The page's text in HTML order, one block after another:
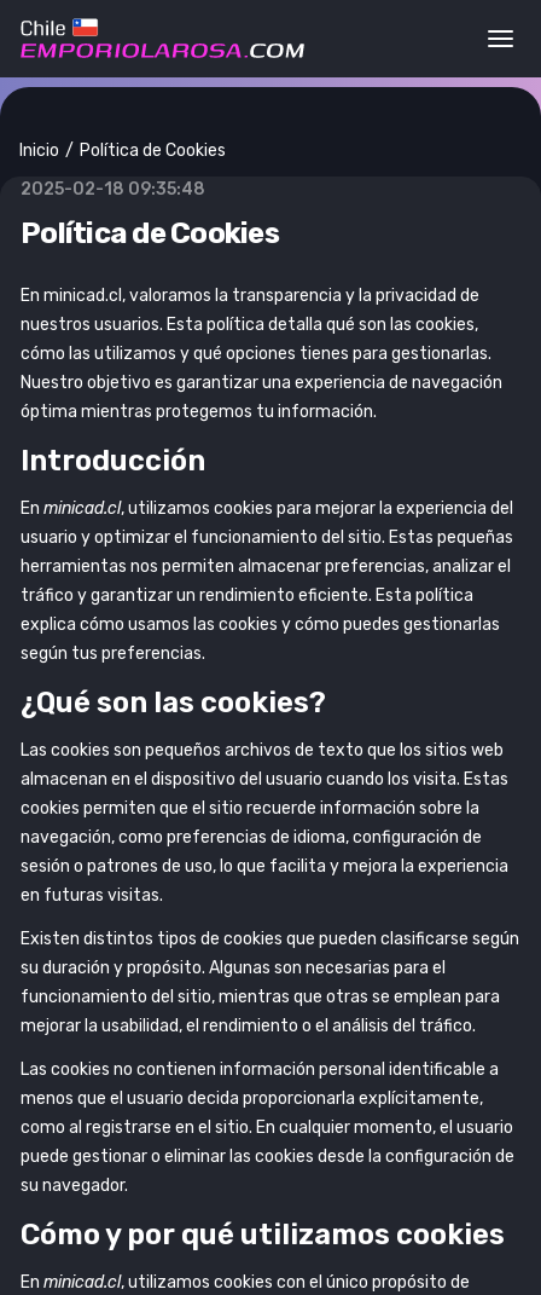
Inicio
Política de Cookies
2025-02-18 09:35:48
Política de Cookies
En minicad.cl, valoramos la transparencia y la privacidad de
nuestros usuarios. Esta política detalla qué son las cookies,
cómo las utilizamos y qué opciones tienes para gestionarlas.
Nuestro objetivo es garantizar una experiencia de navegación
óptima mientras protegemos tu información.
Introducción
En minicad.cl, utilizamos cookies para mejorar la experiencia del
usuario y optimizar el funcionamiento del sitio. Estas pequeñas
herramientas nos permiten almacenar preferencias, analizar el
tráfico y garantizar un rendimiento eficiente. Esta política
explica cómo usamos las cookies y cómo puedes gestionarlas
según tus preferencias.
¿Qué son las cookies?
Las cookies son pequeños archivos de texto que los sitios web
almacenan en el dispositivo del usuario cuando los visita. Estas
cookies permiten que el sitio recuerde información sobre la
navegación, como preferencias de idioma, configuración de
sesión o patrones de uso, lo que facilita y mejora la experiencia
en futuras visitas.
Existen distintos tipos de cookies que pueden clasificarse según
su duración y propósito. Algunas son necesarias para el
funcionamiento del sitio, mientras que otras se emplean para
mejorar la usabilidad, el rendimiento o el análisis del tráfico.
Las cookies no contienen información personal identificable a
menos que el usuario decida proporcionarla explícitamente,
como al registrarse en el sitio. En cualquier momento, el usuario
puede gestionar o eliminar las cookies desde la configuración de
su navegador.
Cómo y por qué utilizamos cookies
En minicad.cl, utilizamos cookies con el único propósito de